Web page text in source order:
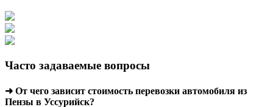
Часто задаваемые вопросы
➜ От чего зависит стоимость перевозки автомобиля из
Пензы в Уссурийск?